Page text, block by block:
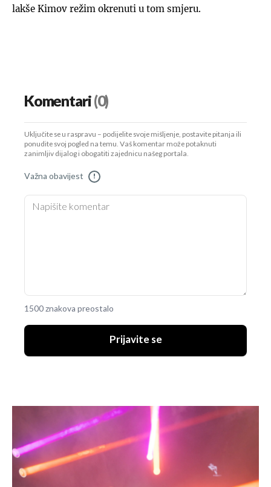
lakše Kimov režim okrenuti u tom smjeru.
Komentari(0)
Uključite se u raspravu – podijelite svoje mišljenje, postavite pitanja ili
ponudite svoj pogled na temu. Vaš komentar može potaknuti
zanimljiv dijalog i obogatiti zajednicu našeg portala.
Važna obavijest !
1500 znakova preostalo
Prijavite se